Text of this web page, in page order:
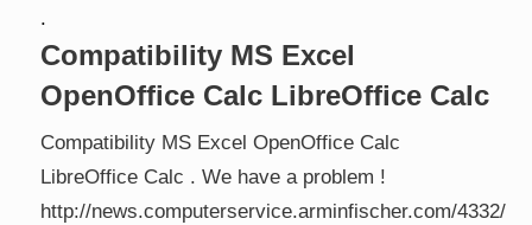
Compatibility MS Excel
OpenOffice Calc LibreOffice Calc
Compatibility MS Excel OpenOffice Calc
LibreOffice Calc . We have a problem !
http://news.computerservice.arminfischer.com/4332/